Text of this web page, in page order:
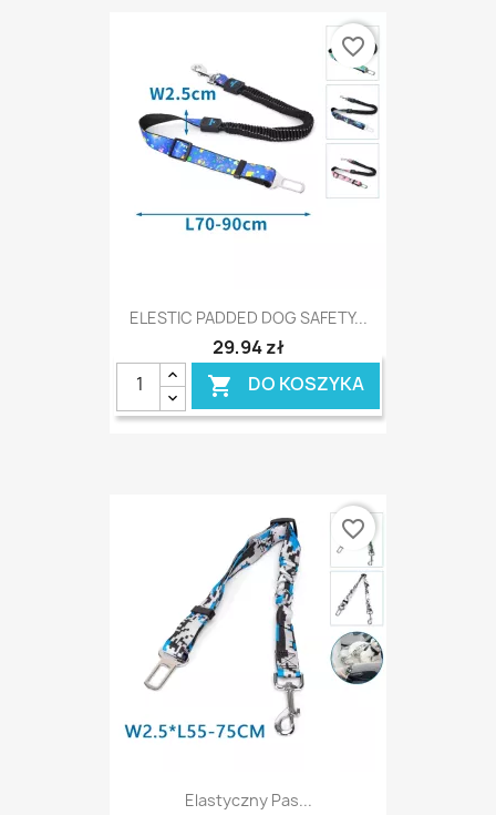
ELESTIC PADDED DOG SAFETY...
29,94 zł
 DO KOSZYKA
favorite_border
Elastyczny Pas...
favorite_border